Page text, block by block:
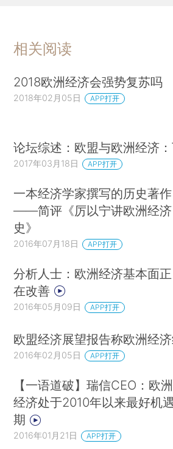
相关阅读
2018欧洲经济会强势复苏吗
2018年02月05日 APP打开
论坛综述：欧盟与欧洲经济
2017年03月18日 APP打开
一本经济学家撰写的历史著作
——简评《厉以宁讲欧洲经济
史》
2016年07月18日 APP打开
分析人士：欧洲经济基本面正
在改善
2016年05月09日 APP打开
欧盟经济展望报告称欧洲经
2016年02月05日 APP打开
【一语道破】瑞信CEO：欧洲
经济处于2010年以来最好机遇
期
2016年01月21日 APP打开